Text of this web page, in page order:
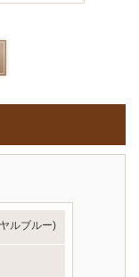
ルブルー)